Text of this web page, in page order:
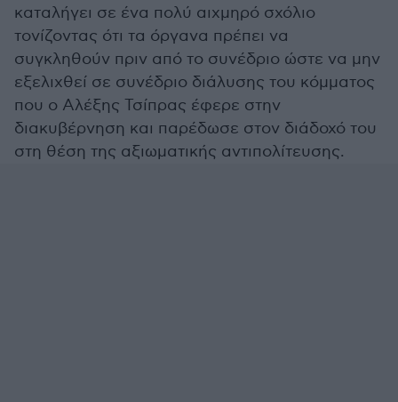
καταλήγει σε ένα πολύ αιχμηρό σχόλιο
τονίζοντας ότι τα όργανα πρέπει να
συγκληθούν πριν από το συνέδριο ώστε να μην
εξελιχθεί σε συνέδριο διάλυσης του κόμματος
που ο Αλέξης Τσίπρας έφερε στην
διακυβέρνηση και παρέδωσε στον διάδοχό του
στη θέση της αξιωματικής αντιπολίτευσης.